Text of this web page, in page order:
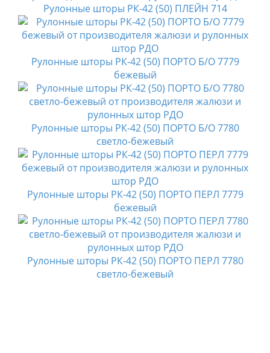
Рулонные шторы РК-42 (50) ПЛЕЙН 714
Рулонные шторы РК-42 (50) ПОРТО Б/О 7779
бежевый
Рулонные шторы РК-42 (50) ПОРТО Б/О 7780
светло-бежевый
Рулонные шторы РК-42 (50) ПОРТО ПЕРЛ 7779
бежевый
Рулонные шторы РК-42 (50) ПОРТО ПЕРЛ 7780
светло-бежевый